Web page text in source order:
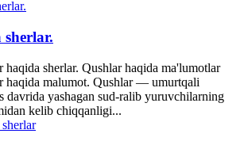
haqida sherlar. Qushlar haqida ma'lumotlar
haqida malumot. Qushlar — umurtqali
davrida yashagan sud-ralib yuruvchilarning
kelib chiqqanligi...